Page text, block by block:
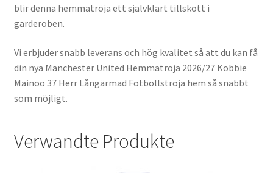
blir denna hemmatröja ett självklart tillskott i
garderoben.
Vi erbjuder snabb leverans och hög kvalitet så att du kan få
din nya Manchester United Hemmatröja 2026/27 Kobbie
Mainoo 37 Herr Långärmad Fotbollströja hem så snabbt
som möjligt.
Verwandte Produkte